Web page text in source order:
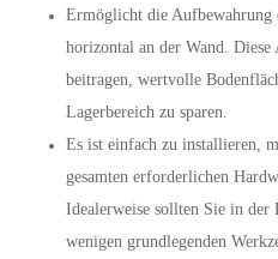
Ermöglicht die Aufbewahrung
horizontal an der Wand.
beitragen, wertvolle
Lagerbereich zu sparen.
Es ist einfach zu installieren,
gesamten erforderlichen
Idealerweise sollten Sie in der
wenigen grundlegenden